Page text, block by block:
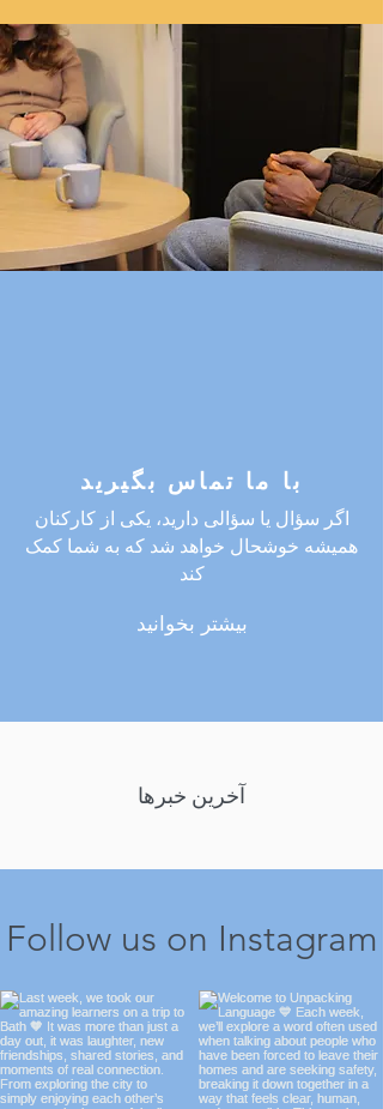
با ما تماس بگیرید
اگر سؤال یا سؤالی دارید، یکی از کارکنان
همیشه خوشحال خواهد شد که به شما کمک
کند
بیشتر بخوانید
آخرین خبرها
Follow us on Instagram